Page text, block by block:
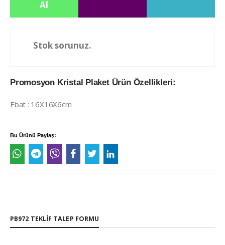
Al
Stok sorunuz.
Promosyon Kristal Plaket Ürün Özellikleri:
Ebat : 16X16X6cm
Bu Ürünü Paylaş:
PB972 TEKLIF TALEP FORMU